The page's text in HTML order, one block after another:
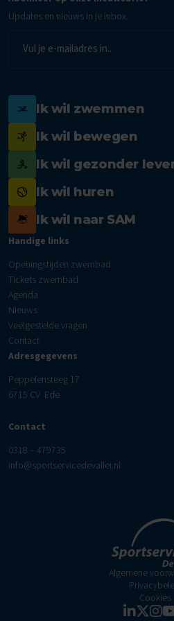
Updates en nieuws in je inbox.
mailadres
Ik wil zwemmen
Ik wil bewegen
Ik wil gezonder
Ik wil huren
Ik wil naar SAM
Handige links
Openingstijden zwembad
Tickets zwembad
Agenda
Nieuws
Veelgestelde vragen
Contact
Adresgegevens
Peppelensteeg 17
6715 CV Ede
Contact
0318 – 479735
info@sportservicedevallei.nl
Algemene
Cookies